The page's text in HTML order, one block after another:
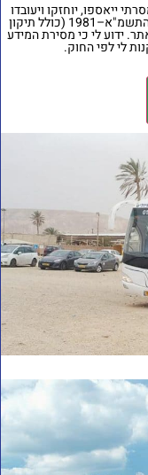
ייאספו, יוחזקו ויעובדו
במאגר מידע בהתאם להוראות חוק הגנת הפרטיות, התשמ"א–1981 (כולל תיקון
. ידוע לי כי מסירת המידע
לי לפי החוק.